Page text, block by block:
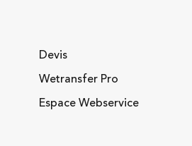
Devis
Wetransfer Pro
Espace Webservice